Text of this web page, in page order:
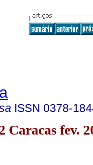
ISSN 0378-
Caracas fev.